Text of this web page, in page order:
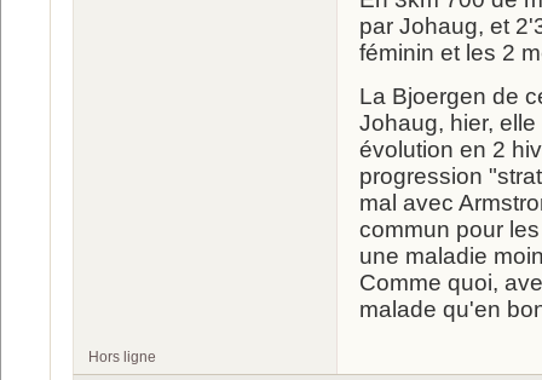
par Johaug, et
féminin et les 2
La Bjoergen de
Johaug, hier,
évolution en 2
progression
mal avec
commun pour
une maladie
Comme quoi,
malade qu'en
Hors ligne